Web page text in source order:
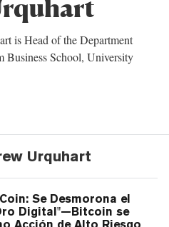
is Head of the Department
Business School, University
Urquhart
Se Desmorona el
Digital"—Bitcoin se